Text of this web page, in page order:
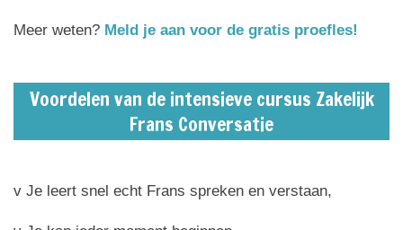
Meer weten? Meld je aan voor de gratis proefles!
Voordelen van de intensieve cursus Zakelijk
Frans Conversatie
v Je leert snel echt Frans spreken en verstaan,